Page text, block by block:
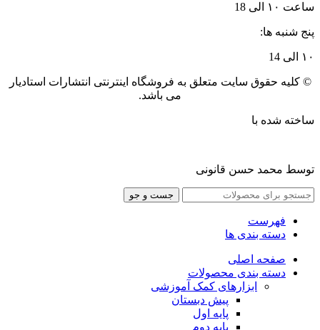
ساعت ۱۰ الی 18
پنج شنبه ها:
۱۰ الی 14
© کلیه حقوق سایت متعلق به فروشگاه اینترنتی انتشارات استادیار
می باشد.
ساخته شده با
توسط محمد حسن قانونی
جست و جو
فهرست
دسته بندی ها
صفحه اصلی
دسته بندی محصولات
ابزارهای کمک آموزشی
پیش دبستان
پایه اول
پایه دوم